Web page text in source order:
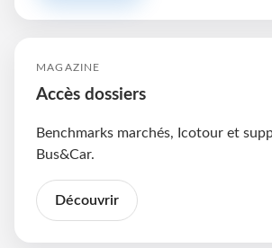
MAGAZINE
Accès dossiers
Benchmarks marchés, Icotour et
Bus&Car.
Découvrir